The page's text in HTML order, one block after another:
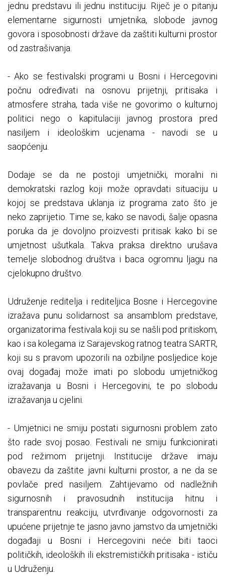
jednu predstavu ili jednu instituciju. Riječ je o pitanju
elementarne sigurnosti umjetnika, slobode javnog
govora i sposobnosti države da zaštiti kulturni prostor
od zastrašivanja.
- Ako se festivalski programi u Bosni i Hercegovini
počnu određivati na osnovu prijetnji, pritisaka i
atmosfere straha, tada više ne govorimo o kulturnoj
politici nego o kapitulaciji javnog prostora pred
nasiljem i ideološkim ucjenama - navodi se u
saopćenju.
Dodaje se da ne postoji umjetnički, moralni ni
demokratski razlog koji može opravdati situaciju u
kojoj se predstava uklanja iz programa zato što je
neko zaprijetio. Time se, kako se navodi, šalje opasna
poruka da je dovoljno proizvesti pritisak kako bi se
umjetnost ušutkala. Takva praksa direktno urušava
temelje slobodnog društva i baca ogromnu ljagu na
cjelokupno društvo.
Udruženje reditelja i rediteljica Bosne i Hercegovine
izražava punu solidarnost sa ansamblom predstave,
organizatorima festivala koji su se našli pod pritiskom,
kao i sa kolegama iz Sarajevskog ratnog teatra SARTR,
koji su s pravom upozorili na ozbiljne posljedice koje
ovaj događaj može imati po slobodu umjetničkog
izražavanja u Bosni i Hercegovini, te po slobodu
izražavanja u cjelini.
- Umjetnici ne smiju postati sigurnosni problem zato
što rade svoj posao. Festivali ne smiju funkcionirati
pod režimom prijetnji. Institucije države imaju
obavezu da zaštite javni kulturni prostor, a ne da se
povlače pred nasiljem. Zahtijevamo od nadležnih
sigurnosnih i pravosudnih institucija hitnu i
transparentnu reakciju, utvrđivanje odgovornosti za
upućene prijetnje te jasno javno jamstvo da umjetnički
događaji u Bosni i Hercegovini neće biti taoci
političkih, ideoloških ili ekstremističkih pritisaka - ističu
u Udruženju.